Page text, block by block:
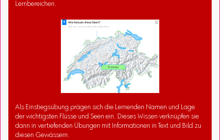
Lernbereichen.
Als Einstiegsübung prägen sich die Lernenden Namen und Lage
der wichtigsten Flüsse und Seen ein. Dieses Wissen verknüpfen sie
dann in vertiefenden Übungen mit Informationen in Text und Bild zu
diesen Gewässern.